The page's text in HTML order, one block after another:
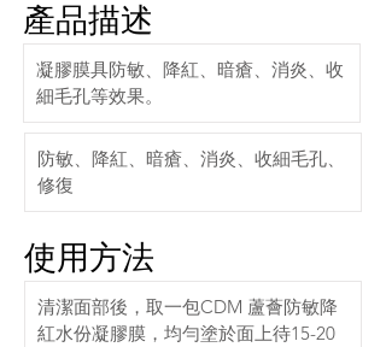
產品描述
凝膠膜具防敏、降紅、暗瘡、消炎、收
細毛孔等效果。
防敏、降紅、暗瘡、消炎、收細毛孔、
修復
使用方法
清潔面部後，取一包CDM 蘆薈防敏降
紅水份凝膠膜，均勻塗於面上待15-20